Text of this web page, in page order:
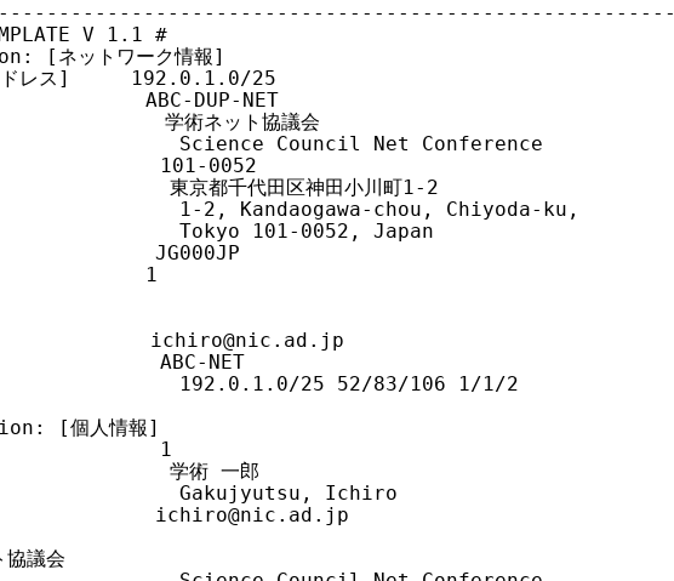
V 1.1 #
[ネットワーク情報]
ドレス]     192.0.1.0/25
ABC-DUP-NET
学術ネット協議会
Science Council Net Conference
101-0052
東京都千代田区神田小川町1-2
1-2, Kandaogawa-chou, Chiyoda-ku,
Tokyo 101-0052, Japan
JG000JP
]             1
ichiro@nic.ad.jp
ABC-NET
192.0.1.0/25 52/83/106 1/1/2
[個人情報]
]              1
学術 一郎
Gakujyutsu, Ichiro
ichiro@nic.ad.jp
議会